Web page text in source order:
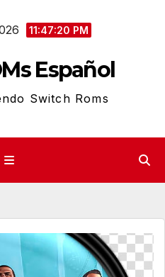
11:47:21 PM
Español
Switch Roms